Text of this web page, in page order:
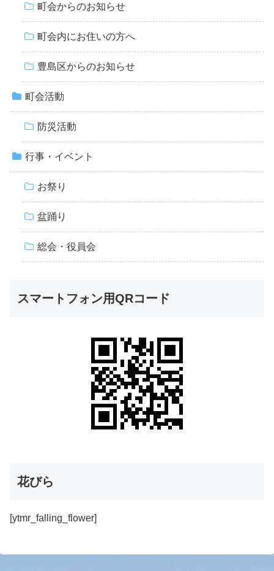
町会からのお知らせ
町会内にお住いの方へ
豊島区からのお知らせ
町会活動
防災活動
行事・イベント
お祭り
盆踊り
総会・役員会
スマートフォン用QRコード
花びら
[ytmr_falling_flower]